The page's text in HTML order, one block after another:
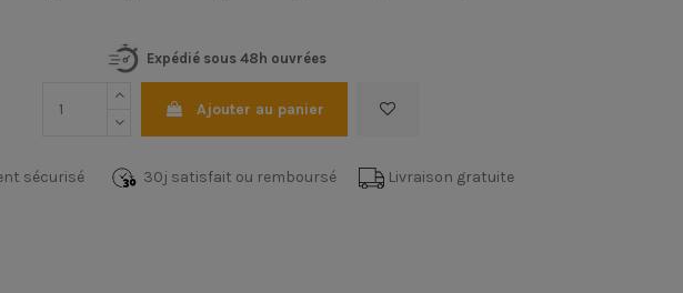
Expédié sous 48h ouvrées
Ajouter au panier
sécurisé 30j satisfait ou remboursé Livraison gratuite